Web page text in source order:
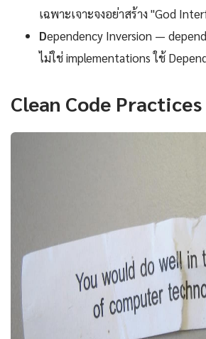
เฉพาะเจาะจงอย่าสร้าง "God
Dependency Inversion —
ไม่ใช่ implementations ใช้
Clean Code Practices